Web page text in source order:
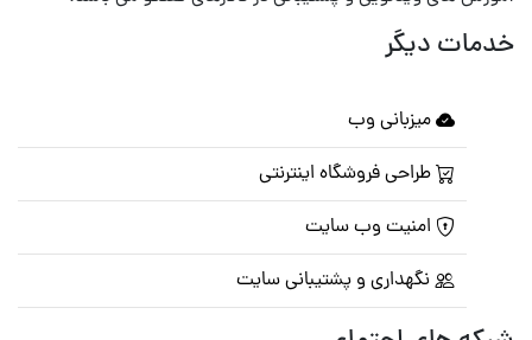
خدمات دیگر
میزبانی وب
طراحی فروشگاه اینترنتی
امنیت وب سایت
نگهداری و پشتیبانی سایت